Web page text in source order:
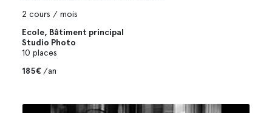
2 cours / mois
Ecole, Bâtiment principal
Studio Photo
10 places
185€ /an